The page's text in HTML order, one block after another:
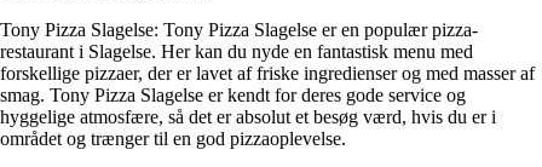
Tony Pizza Slagelse: Tony Pizza Slagelse er en populær pizza-
restaurant i Slagelse. Her kan du nyde en fantastisk menu med
forskellige pizzaer, der er lavet af friske ingredienser og med masser af
smag. Tony Pizza Slagelse er kendt for deres gode service og
hyggelige atmosfære, så det er absolut et besøg værd, hvis du er i
området og trænger til en god pizzaoplevelse.